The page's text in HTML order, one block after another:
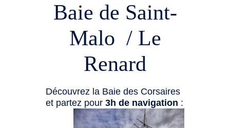
Baie de Saint-
Malo / Le
Renard
Découvrez la Baie des Corsaires
et partez pour3h de navigation :